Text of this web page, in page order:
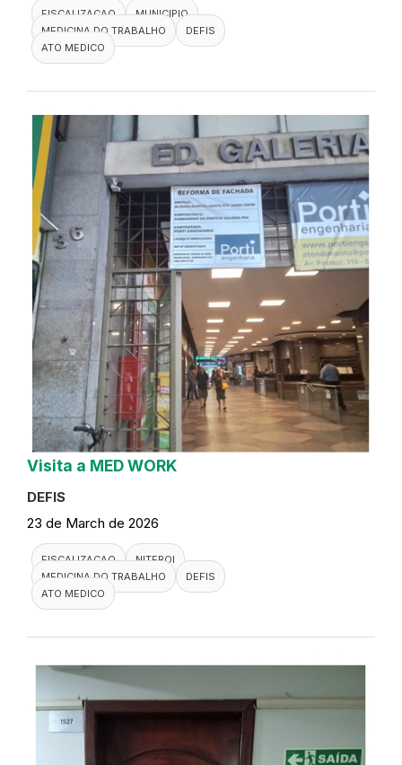
FISCALIZACAO
MUNICIPIO
MEDICINA DO TRABALHO
DEFIS
ATO MEDICO
Visita a MED WORK
DEFIS
23 de March de 2026
FISCALIZACAO
NITEROI
MEDICINA DO TRABALHO
DEFIS
ATO MEDICO